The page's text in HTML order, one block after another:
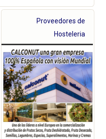
Proveedores de
Hosteleria